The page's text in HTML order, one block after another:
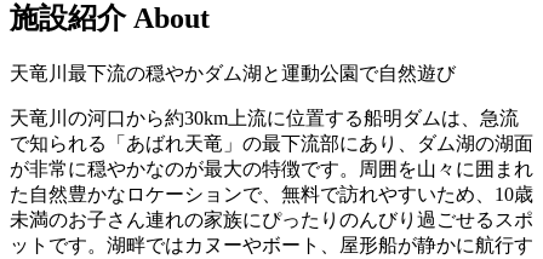
施設紹介 About
天竜川最下流の穏やかダム湖と運動公園で自然遊び
天竜川の河口から約30km上流に位置する船明ダムは、急流
で知られる「あばれ天竜」の最下流部にあり、ダム湖の湖面
が非常に穏やかなのが最大の特徴です。周囲を山々に囲まれ
た自然豊かなロケーションで、無料で訪れやすいため、10歳
未満のお子さん連れの家族にぴったりのんびり過ごせるスポ
ットです。湖畔ではカヌーやボート、屋形船が静かに航行す